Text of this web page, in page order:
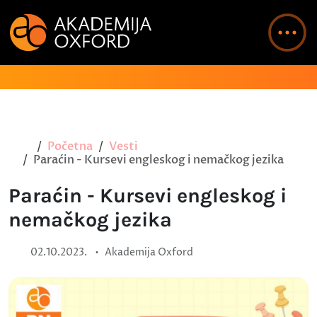
Početna
Vesti
Paraćin - Kursevi engleskog i nemačkog jezika
Paraćin - Kursevi engleskog i
nemačkog jezika
02.10.2023. • Akademija Oxford